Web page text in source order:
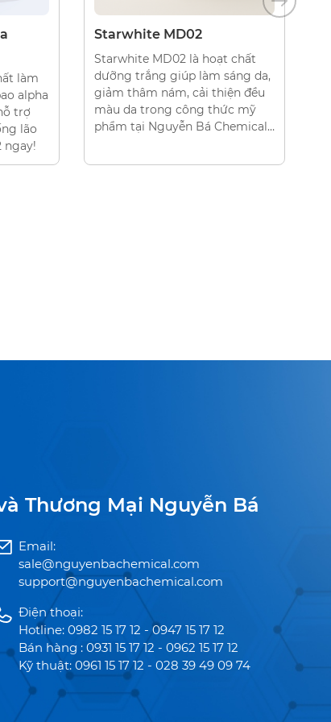
chất
sáng da,
đều
mỹ
Hepawhite NAA
Hepawhite NAA giúp dưỡng
trắng da chuyên sâu và làm mờ
các vết thâm nám thông qua
cơ chế ức chế melanin mạnh
mẽ. Liên hệ 0931.15.17.12 ngay để
Thương Mại Nguyễn Bá
Email:
sale@nguyenbachemical.com
support@nguyenbachemical.com
Điện thoại:
Hotline: 0982 15 17 12 - 0947 15 17 12
Bán hàng : 0931 15 17 12 - 0962 15 17 12
Kỹ thuật: 0961 15 17 12 - 028 39 49 09 74